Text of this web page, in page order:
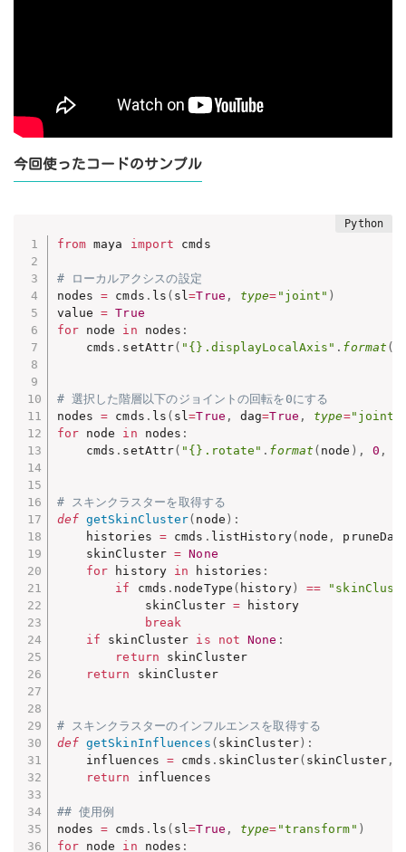
今回使ったコードのサンプル
from maya import cmds
# ローカルアクシスの設定
nodes = cmds . ls ( sl=True , type= "joint" )
value = True
for node in nodes :
    cmds
. setAttr( "{}.displayLocalAxis" . format (
# 選択した階層以下のジョイントの回転を0にする
nodes = cmds . ls ( sl=True , dag=True , type="joint"
for node in nodes :
    cmds
. setAttr( "{}.rotate" . format ( node ) , 0 ,
# スキンクラスターを取得する
def getSkinCluster( node ) :
    histories
= cmds . listHistory( node ,
    skinCluster
= None
for history in histories :
if
cmds . nodeType ( history) ==
            skinCluster
= history
break
if skinCluster is not None :
return skinCluster
return
skinCluster
# スキンクラスターのインフルエンスを取得する
def getSkinInfluences ( skinCluster) :
    influences
= cmds . skinCluster( skinCluster ,
return
influences
## 使用例
nodes = cmds . ls ( sl=True , type= "transform" )
for node in nodes :